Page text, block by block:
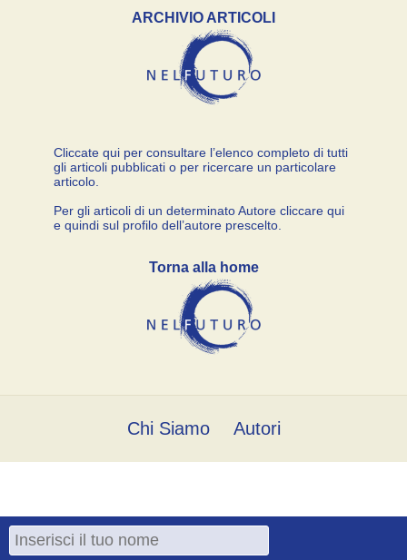
ARCHIVIO ARTICOLI
Cliccate qui per consultare l’elenco completo di tutti
gli articoli pubblicati o per ricercare un particolare
articolo.
Per gli articoli di un determinato Autore cliccare qui
e quindi sul profilo dell’autore prescelto.
Torna alla home
Chi Siamo Autori